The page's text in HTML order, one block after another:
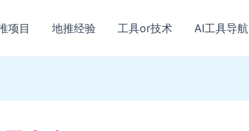
项目 地推经验 工具or技术 AI工具导航